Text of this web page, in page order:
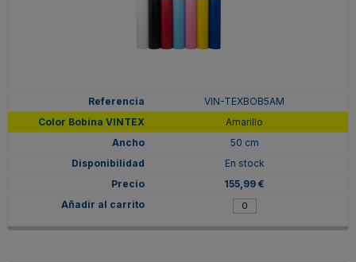
VIN-TEXBOB5AM
Amarillo
50 cm
En stock
155,99 €